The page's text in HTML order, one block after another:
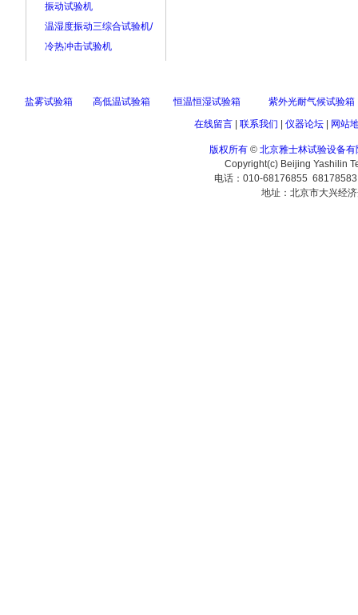
振动试验机
温湿度振动三综合试验机/
冷热冲击试验机
盐雾试验箱 高低温试验箱 恒温恒湿试验箱
紫外光耐气候试验箱
在线留言| 联系我们 仪器论坛| 网站
版权所有 © 北京雅士林试验设备有
Copyright(c) Beijing Yashilin
电话：010-68176855
地址：北京市大兴经